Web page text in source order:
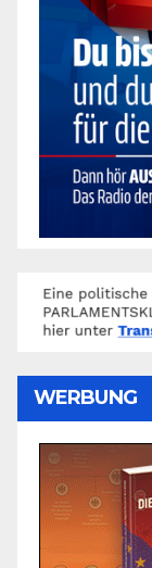
WERBUNG